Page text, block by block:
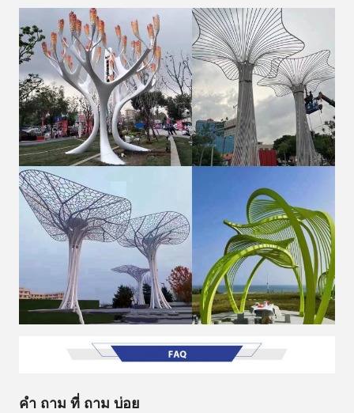
คํา ถาม ที่ ถาม บ่อย